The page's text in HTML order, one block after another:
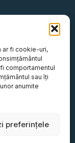
ar fi cookie-uri,
comportamentul
sau îți
anumite
preferințele